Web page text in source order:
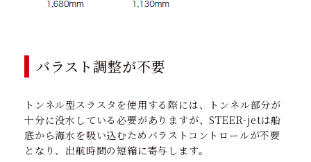
バラスト調整が不要
トンネル型スラスタを使用する際には、トンネル部分が
十分に没水している必要がありますが、STEER-jetは船
底から海水を吸い込むためバラストコントロールが不要
となり、出航時間の短縮に寄与します。